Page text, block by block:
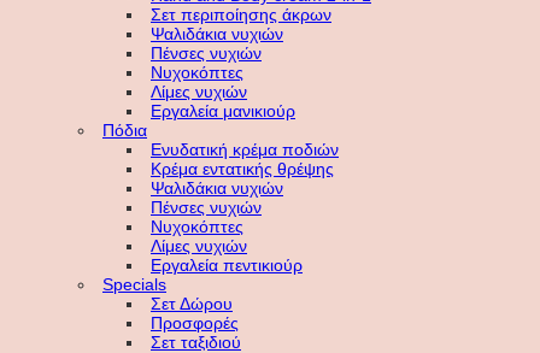
Σετ περιποίησης άκρων
Ψαλιδάκια νυχιών
Πένσες νυχιών
Νυχοκόπτες
Λίμες νυχιών
Εργαλεία μανικιούρ
Πόδια
Ενυδατική κρέμα ποδιών
Κρέμα εντατικής θρέψης
Ψαλιδάκια νυχιών
Πένσες νυχιών
Νυχοκόπτες
Λίμες νυχιών
Εργαλεία πεντικιούρ
Specials
Σετ Δώρου
Προσφορές
Σετ ταξιδιού